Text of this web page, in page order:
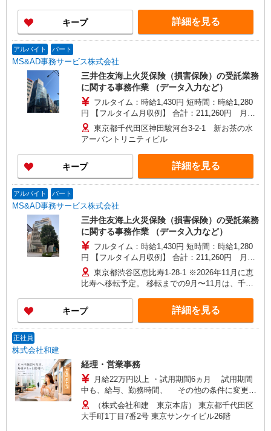
大森、他 他にも一都三県各地にあり。ご希望をお
聞かせください。 ☆送迎バス有／バイク・自転車
通勤OKなどの勤務地もアリ
キープ 詳細を見る
アルバイト パート
MS&AD事務サービス株式会社
三井住友海上火災保険（損害保険）の受託業務
に関する事務作業 （データ入力など）
フルタイム：時給1,430円 短時間：時給1,280
円 【フルタイム月収例】 合計：211,260円 月20
日勤務（特別加算、毎月給与受け取り）の場合 月
収：200,200円（時給1,430円×7時間×月20日勤
務） 特別加算：11,060円（毎月の給与受取または
退職まで積立が選択可能） （特別加算：1時間あ
たり79円×7時間×月20日勤務) ★特別加算：1時間
あたり79円 ※その他、勤続年数に応じた加算、保
り（年2回：6月・12月に支給）
東京都千代田区神田駿河台3-2-1 新お茶の水
アーバントリニティビル
キープ 詳細を見る
アルバイト パート
MS&AD事務サービス株式会社
三井住友海上火災保険（損害保険）の受託業務
に関する事務作業 （データ入力など）
フルタイム：時給1,430円 短時間：時給1,280
円 【フルタイム月収例】 合計：211,260円 月20
日勤務（特別加算、毎月給与受け取り）の場合 月
収：200,200円（時給1,430円×7時間×月20日勤
務） 特別加算：11,060円（毎月の給与受取または
退職まで積立が選択可能） （特別加算：1時間あ
たり79円×7時間×月20日勤務) ★特別加算：1時間
あたり79円 ※その他、勤続年数に応じた加算、保
東京都渋谷区恵比寿1-28-1 ※2026年11月に恵
比寿へ移転予定。 移転までの9月〜11月は、千代
11階）が勤務地となります。
キープ 詳細を見る
正社員
株式会社和建
経理・営業事務
月給22万円以上 ・試用期間6ヵ月 試用期間
中も、給与、勤務時間、 その他の条件に変更は
ありません。 ・固定残業代なし ・経験、能力、年
齢を考慮して決定 ・交通費全額支給 ・昇給あり
（株式会社和建 東京本店） 東京都千代田区
大手町1丁目7番2号 東京サンケイビル26階